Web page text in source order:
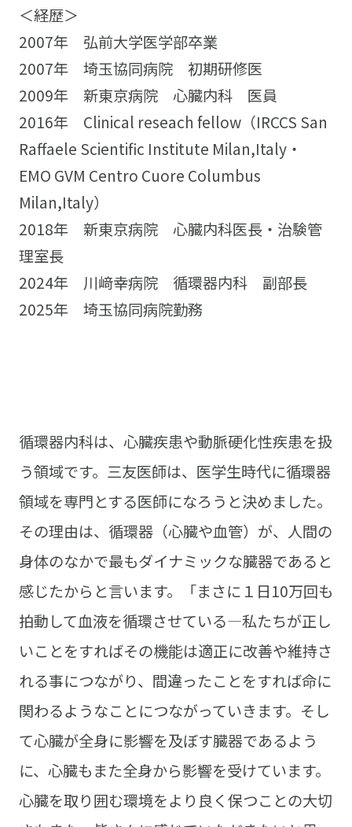
＜経歴＞
2007年 弘前大学医学部卒業
2007年 埼玉協同病院 初期研修医
2009年 新東京病院 心臓内科 医員
2016年 Clinical reseach fellow（IRCCS San
Raffaele Scientific Institute Milan,Italy・
EMO GVM Centro Cuore Columbus
Milan,Italy）
2018年 新東京病院 心臓内科医長・治験管
理室長
2024年 川﨑幸病院 循環器内科 副部長
2025年 埼玉協同病院勤務
循環器内科は、心臓疾患や動脈硬化性疾患を扱
う領域です。三友医師は、医学生時代に循環器
領域を専門とする医師になろうと決めました。
その理由は、循環器（心臓や血管）が、人間の
身体のなかで最もダイナミックな臓器であると
感じたからと言います。「まさに１日10万回も
拍動して血液を循環させている―私たちが正し
いことをすればその機能は適正に改善や維持さ
れる事につながり、間違ったことをすれば命に
関わるようなことにつながっていきます。そし
て心臓が全身に影響を及ぼす臓器であるよう
に、心臓もまた全身から影響を受けています。
心臓を取り囲む環境をより良く保つことの大切